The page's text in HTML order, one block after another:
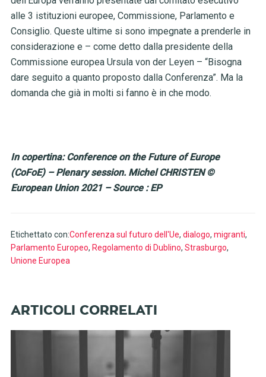
alle 3 istituzioni europee, Commissione, Parlamento e
Consiglio. Queste ultime si sono impegnate a prenderle in
considerazione e – come detto dalla presidente della
Commissione europea Ursula von der Leyen – “Bisogna
dare seguito a quanto proposto dalla Conferenza”. Ma la
domanda che già in molti si fanno è in che modo.
In copertina: Conference on the Future of Europe
(CoFoE) – Plenary session. Michel CHRISTEN ©
European Union 2021 – Source : EP
Etichettato con:Conferenza sul futuro dell'Ue, dialogo, migranti,
Parlamento Europeo, Regolamento di Dublino, Strasburgo,
Unione Europea